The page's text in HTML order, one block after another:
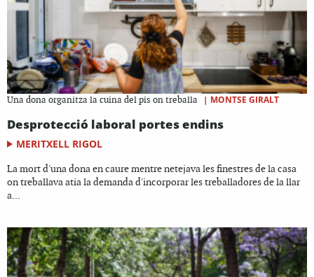
Una dona organitza la cuina del pis on treballa | MONTSE GIRALT
Desprotecció laboral portes endins
MERITXELL RIGOL
La mort d'una dona en caure mentre netejava les finestres de la casa
on treballava atia la demanda d'incorporar les treballadores de la llar
a...